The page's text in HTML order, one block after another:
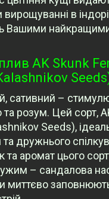
в індорі
Вашими
AK Skunk
сативний –
та розум. Цей сорт,
Seeds),
та дружнього
аромат цього
– сандалова
миттєво